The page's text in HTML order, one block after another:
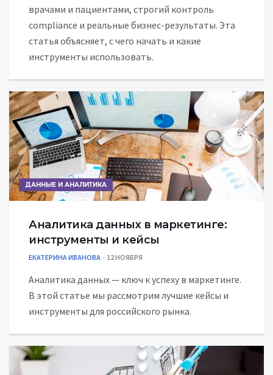
врачами и пациентами, строгий контроль
compliance и реальные бизнес-результаты. Эта
статья объясняет, с чего начать и какие
инструменты использовать.
ДАННЫЕ И АНАЛИТИКА
Аналитика данных в маркетинге:
инструменты и кейсы
ЕКАТЕРИНА ИВАНОВА 12 НОЯБРЯ
Аналитика данных — ключ к успеху в маркетинге.
В этой статье мы рассмотрим лучшие кейсы и
инструменты для российского рынка.